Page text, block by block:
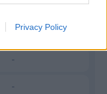
Privacy Policy